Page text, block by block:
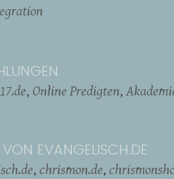
Online Predigten
VON EVANGELISCH.DE
chrismon.de